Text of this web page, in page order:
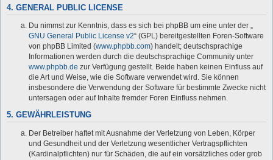
4. GENERAL PUBLIC LICENSE
Du nimmst zur Kenntnis, dass es sich bei phpBB um eine unter der „
GNU General Public License v2“ (GPL) bereitgestellten Foren-Software
von phpBB Limited (www.phpbb.com) handelt; deutschsprachige
Informationen werden durch die deutschsprachige Community unter
www.phpbb.de zur Verfügung gestellt. Beide haben keinen Einfluss auf
die Art und Weise, wie die Software verwendet wird. Sie können
insbesondere die Verwendung der Software für bestimmte Zwecke nicht
untersagen oder auf Inhalte fremder Foren Einfluss nehmen.
5. GEWÄHRLEISTUNG
Der Betreiber haftet mit Ausnahme der Verletzung von Leben, Körper
und Gesundheit und der Verletzung wesentlicher Vertragspflichten
(Kardinalpflichten) nur für Schäden, die auf ein vorsätzliches oder grob